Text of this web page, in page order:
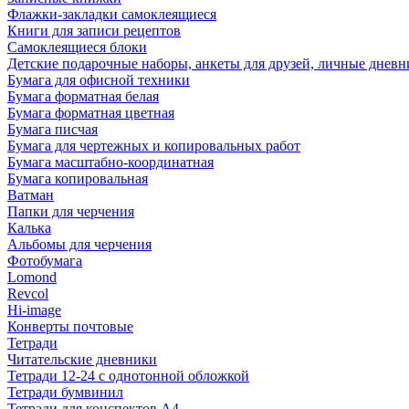
Флажки-закладки самоклеящиеся
Книги для записи рецептов
Самоклеящиеся блоки
Детские подарочные наборы, анкеты для друзей, личные
Бумага для офисной техники
Бумага форматная белая
Бумага форматная цветная
Бумага писчая
Бумага для чертежных и копировальных работ
Бумага масштабно-координатная
Бумага копировальная
Ватман
Папки для черчения
Калька
Альбомы для черчения
Фотобумага
Lomond
Revcol
Hi-image
Конверты почтовые
Тетради
Читательские дневники
Тетради 12-24 с однотонной обложкой
Тетради бумвинил